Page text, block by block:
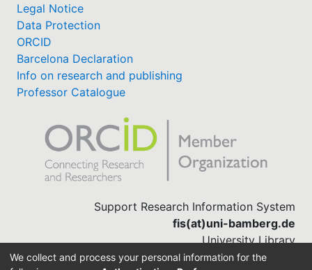
Legal Notice
Data Protection
ORCID
Barcelona Declaration
Info on research and publishing
Professor Catalogue
Support Research Information System
fis(at)uni-bamberg.de
University Library
(0951) 863-1568
We collect and process your personal information for the